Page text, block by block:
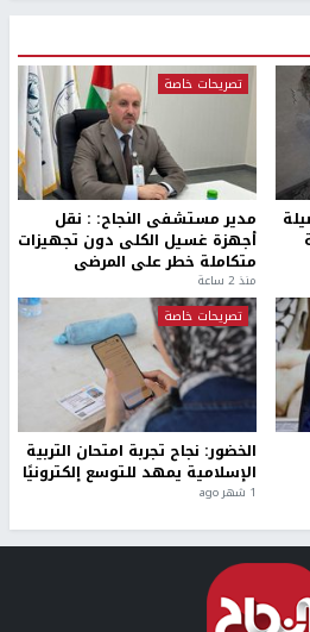
تصريحات خاصة
مدير مستشفى النجاح: : نقل
أجهزة غسيل الكلى دون تجهيزات
متكاملة خطر على المرضى
منذ 2 ساعة
تصريحات خاصة
الخضور: نجاح تجربة امتحان التربية
الإسلامية يمهد للتوسع إلكترونيًا
1 شهر ago